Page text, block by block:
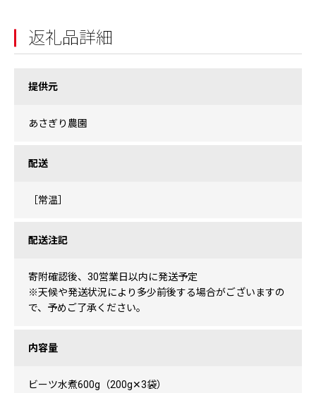
返礼品詳細
提供元
あさぎり農園
配送
［常温］
配送注記
寄附確認後、30営業日以内に発送予定
※天候や発送状況により多少前後する場合がございますの
で、予めご了承ください。
内容量
ビーツ水煮600g（200g✕3袋）